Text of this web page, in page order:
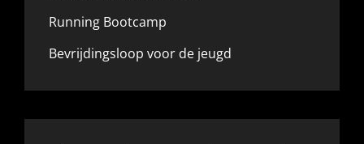
Running Bootcamp
Bevrijdingsloop voor de jeugd